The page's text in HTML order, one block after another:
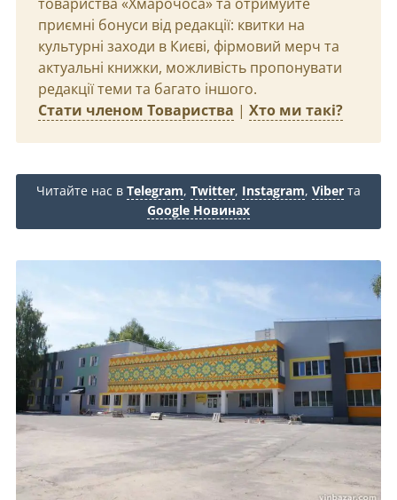
приємні бонуси від редакції: квитки на
культурні заходи в Києві, фірмовий мерч та
актуальні книжки, можливість пропонувати
редакції теми та багато іншого.
Стати членом Товариства | Хто ми такі?
Читайте нас в Telegram, Twitter, Instagram, Viber та
Google Новинах